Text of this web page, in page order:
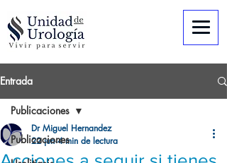
Entrada
Publicaciones
Publicaciones
Dr Miguel Hernandez
22 jun 4 min de lectura